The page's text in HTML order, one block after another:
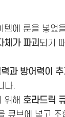
템에 룬을 넣었
체가 파괴 되기
과 방어력이
다.
위해 호라드릭
큐브에 넣고 조